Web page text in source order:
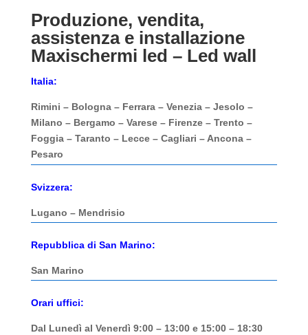
Produzione, vendita,
assistenza e installazione
Maxischermi led – Led wall
Italia:
Rimini – Bologna – Ferrara – Venezia – Jesolo –
Milano – Bergamo – Varese – Firenze – Trento –
Foggia – Taranto – Lecce – Cagliari – Ancona –
Pesaro
Svizzera:
Lugano – Mendrisio
Repubblica di San Marino:
San Marino
Orari uffici:
Dal Lunedì al Venerdì 9:00 – 13:00 e 15:00 – 18:30